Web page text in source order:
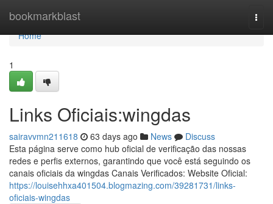
bookmarkblast
Home
Home
1
Links Oficiais:wingdas
sairavvmn211618 63 days ago News
Discuss
Esta página serve como hub oficial de verificação das nossas
redes e perfis externos, garantindo que você está seguindo os
canais oficiais da wingdas Canais Verificados: Website Oficial:
https://louisehhxa401504.blogmazing.com/39281731/links-
oficiais-wingdas